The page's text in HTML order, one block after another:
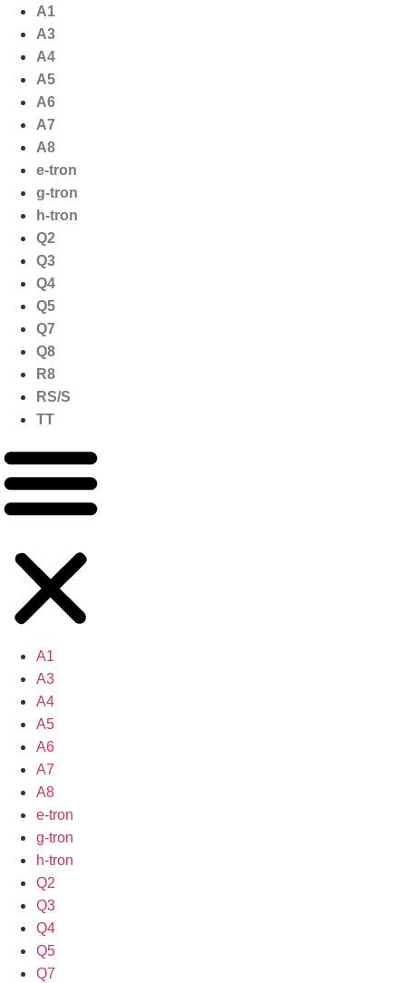
naar
inhoud
A1
A3
A4
A5
A6
A7
A8
e-tron
g-tron
h-tron
Q2
Q3
Q4
Q5
Q7
Q8
R8
RS/S
TT
A1
A3
A4
A5
A6
A7
A8
e-tron
g-tron
h-tron
Q2
Q3
Q4
Q5
Q7